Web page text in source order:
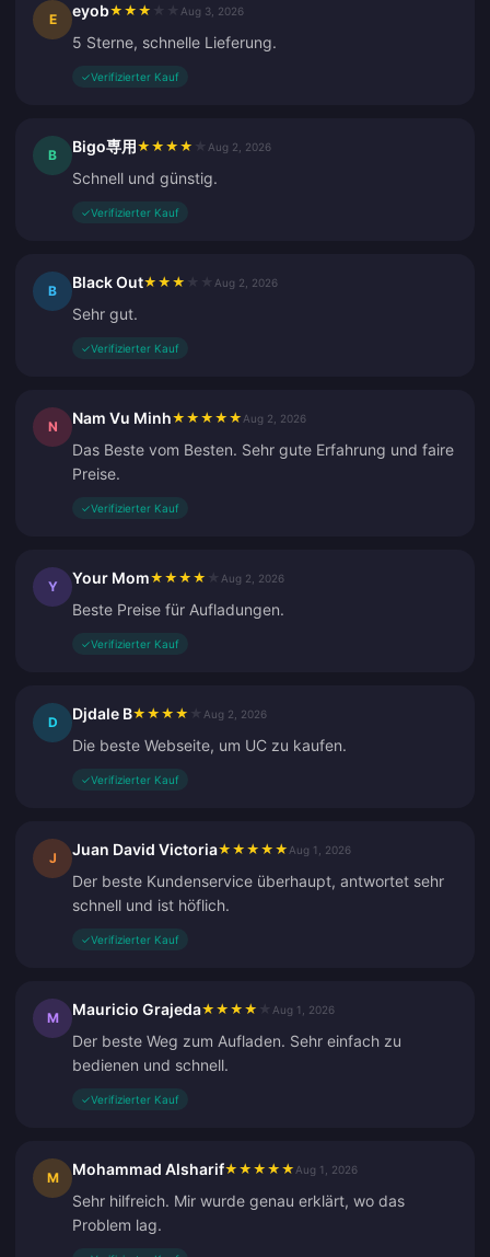
E eyob★ ★ ★ Aug 3, 2026
5 Sterne, schnelle Lieferung.
✓Verifizierter Kauf
B Bigo専用★ ★ ★ ★ Aug 2, 2026
Schnell und günstig.
✓Verifizierter Kauf
B Black Out★ ★ ★ Aug 2, 2026
Sehr gut.
✓Verifizierter Kauf
N Nam Vu Minh★ ★ ★ ★ ★ Aug 2, 2026
Das Beste vom Besten. Sehr gute Erfahrung und faire
Preise.
✓Verifizierter Kauf
Y Your Mom★ ★ ★ ★ Aug 2, 2026
Beste Preise für Aufladungen.
✓Verifizierter Kauf
D Djdale B★ ★ ★ ★ Aug 2, 2026
Die beste Webseite, um UC zu kaufen.
✓Verifizierter Kauf
J Juan David Victoria★ ★ ★ ★ ★ Aug 1, 2026
Der beste Kundenservice überhaupt, antwortet sehr
schnell und ist höflich.
✓Verifizierter Kauf
M Mauricio Grajeda★ ★ ★ ★ Aug 1, 2026
Der beste Weg zum Aufladen. Sehr einfach zu
bedienen und schnell.
✓Verifizierter Kauf
M Mohammad Alsharif★ ★ ★ ★ ★ Aug 1, 2026
Sehr hilfreich. Mir wurde genau erklärt, wo das
Problem lag.